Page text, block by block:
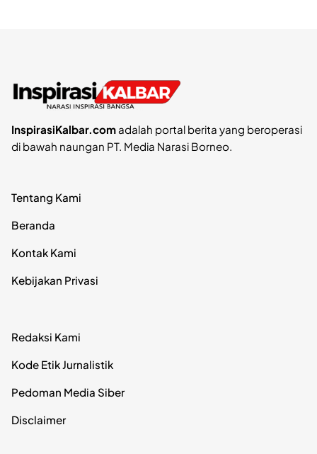
InspirasiKalbar.comadalah portal berita yang beroperasi
di bawah naungan PT. Media Narasi Borneo.
Tentang Kami
Beranda
Kontak Kami
Kebijakan Privasi
Redaksi Kami
Kode Etik Jurnalistik
Pedoman Media Siber
Disclaimer